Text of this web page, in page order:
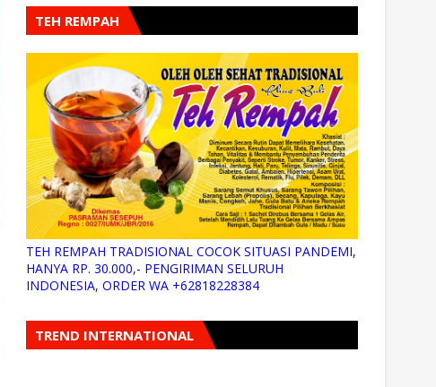
TEH REMPAH
TEH REMPAH TRADISIONAL COCOK SITUASI PANDEMI,
HANYA RP. 30.000,- PENGIRIMAN SELURUH
INDONESIA, ORDER WA +62818228384
TREND INTERNATIONAL